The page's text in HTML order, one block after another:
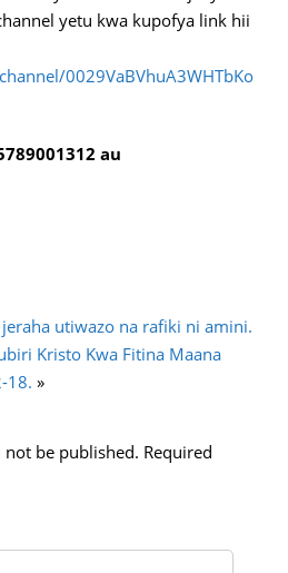
yetu kwa kupofya link hii
0029VaBVhuA3WHTbKo
au
utiwazo na rafiki ni amini.
Kristo Kwa Fitina Maana
18. »
be published. Required